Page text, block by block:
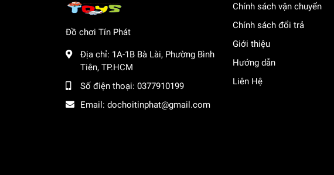
Đồ chơi Tín Phát
Địa chỉ: 1A-1B Bà Lài, Phường Bình
Tiên, TP.HCM
Số điện thoại: 0377910199
Email: dochoitinphat@gmail.com
Chính sách vận chuyển
Chính sách đổi trả
Giới thiệu
Hướng dẫn
Liên Hệ